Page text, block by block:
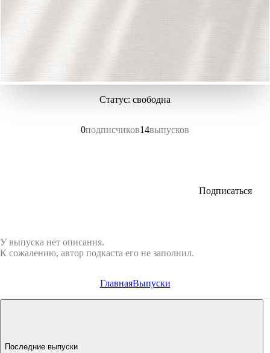
Статус: свободна
0подписчиков14выпусков
Подписаться
У выпуска нет описания.
К сожалению, автор подкаста его не заполнил.
ГлавнаяВыпуски
Последние выпуски